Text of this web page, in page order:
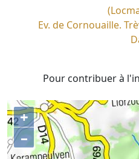
Ev. de Cornouaille.
Pour contribuer à
+
–